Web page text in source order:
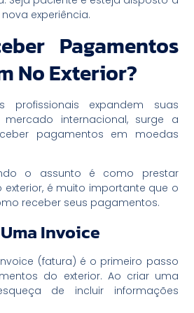
experiência.
Pagamentos
No Exterior?
expandem suas
internacional, surge a
pagamentos em moedas
o assunto é como prestar
exterior, é muito importante que o
receber seus pagamentos.
Invoice
(fatura) é o primeiro passo
do exterior. Ao criar uma
de incluir informações